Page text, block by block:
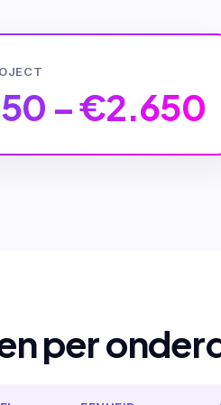
– €2.650
per